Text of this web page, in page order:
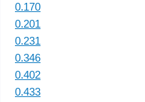
0.170
0.201
0.231
0.346
0.402
0.433